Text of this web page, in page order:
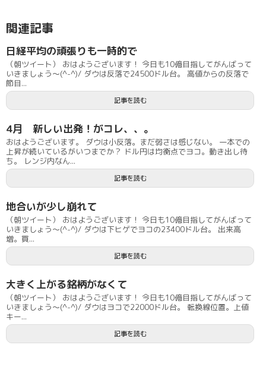
関連記事
日経平均の頑張りも一時的で
（朝ツイート） おはようございます！ 今日も10億目指してがんばって
いきましょう〜(^-^)/ ダウは反落で24500ドル台。 高値からの反落で
節目...
記事を読む
4月 新しい出発！がコレ、、。
おはようございます。 ダウは小反落。まだ弱さは感じない。 一本での
上昇が続いているがいつまでか？ ドル円は均衡点でヨコ。動き出し待
ち。 レンジ内なん...
記事を読む
地合いが少し崩れて
（朝ツイート） おはようございます！ 今日も10億目指してがんばって
いきましょう〜(^-^)/ ダウは下ヒゲでヨコの23400ドル台。 出来高
増。買...
記事を読む
大きく上がる銘柄がなくて
（朝ツイート） おはようございます！ 今日も10億目指してがんばって
いきましょう〜(^-^)/ ダウはヨコで22000ドル台。 転換線位置。上値
キー...
記事を読む